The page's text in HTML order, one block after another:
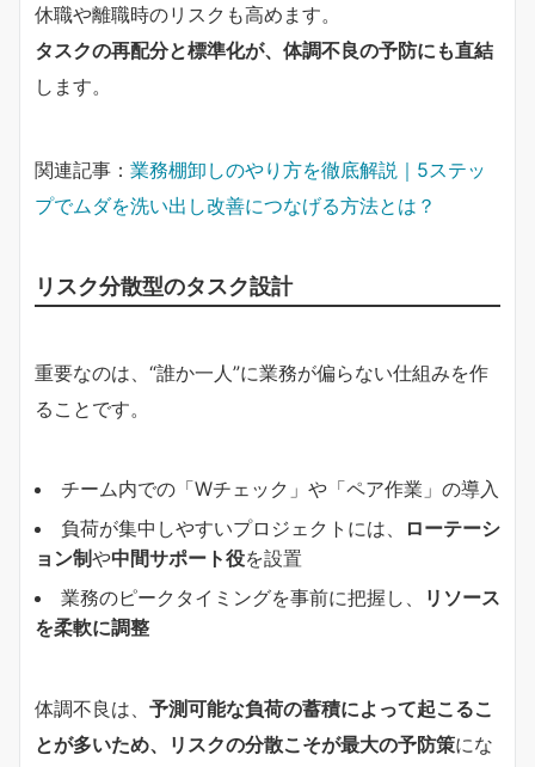
休職や離職時のリスクも高めます。
タスクの再配分と標準化が、体調不良の予防にも直結
します。
関連記事： 業務棚卸しのやり方を徹底解説｜5ステッ
プでムダを洗い出し改善につなげる方法とは？
リスク分散型のタスク設計
重要なのは、“誰か一人”に業務が偏らない仕組みを作
ることです。
チーム内での「Wチェック」や「ペア作業」の導入
負荷が集中しやすいプロジェクトには、
ローテーシ
ョン制や中間サポート役を設置
業務のピークタイミングを事前に把握し、
リソース
を柔軟に調整
体調不良は、 予測可能な負荷の蓄積によって起こるこ
とが多いため、リスクの分散こそが最大の予防策にな